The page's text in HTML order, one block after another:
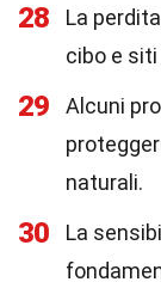
28
La
cibo e
29
Alcuni
naturali.
30
La